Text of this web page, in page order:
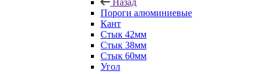
Назад
Пороги алюминиевые
Кант
Стык 42мм
Стык 38мм
Стык 60мм
Угол